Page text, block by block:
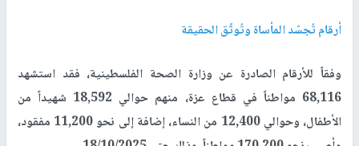
أرقام تُجسّد المأساة وتُوثّق الحقيقة
وفقاً للأرقام الصادرة عن وزارة الصحة الفلسطينية، فقد استشهد
68,116 مواطناً في قطاع عزة، منهم حوالي 18,592 شهيداً من
الأطفال، وحوالي 12,400 من النساء، إضافة إلى نحو 11,200 مفقود،